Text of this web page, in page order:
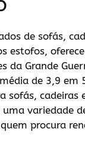
de sofás,
estofos,
da Grande
de 3,9 em
sofás, cadeiras
uma variedade
procura